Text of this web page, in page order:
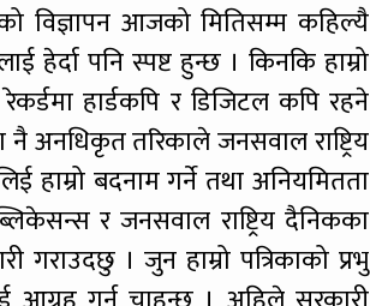
विज्ञापन आजको मितिसम्म कहिल्यै
पनि स्पष्ट हुन्छ । किनकि हाम्रो
हार्डकपि र डिजिटल कपि रहने
नै अनधिकृत तरिकाले जनसवाल राष्ट्रिय
हाम्रो बदनाम गर्ने तथा अनियमितता
र जनसवाल राष्ट्रिय दैनिकका
। जुन हाम्रो पत्रिकाको प्रभु